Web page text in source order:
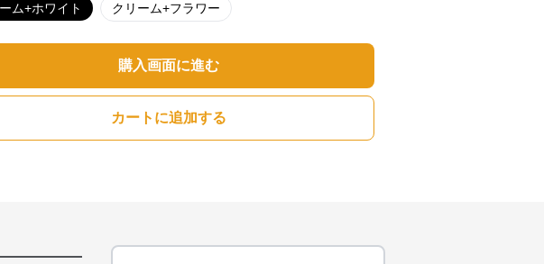
ム+ホワイト クリーム+フラワー
購入画面に進む
カートに追加する